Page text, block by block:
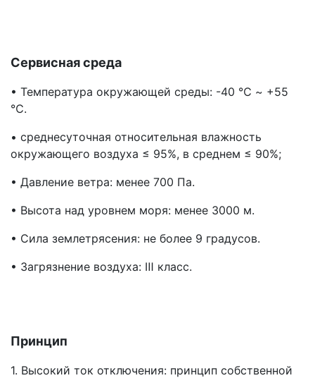
Сервисная среда
• Температура окружающей среды: -40 ℃ ~ +55
℃.
• среднесуточная относительная влажность
окружающего воздуха ≤ 95%, в среднем ≤ 90%;
• Давление ветра: менее 700 Па.
• Высота над уровнем моря: менее 3000 м.
• Сила землетрясения: не более 9 градусов.
• Загрязнение воздуха: Ⅲ класс.
Принцип
1. Высокий ток отключения: принцип собственной